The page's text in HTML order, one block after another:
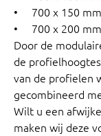
• 700 x 150
• 700 x 200
Door de
de
van de profielen
gecombineerd
Wilt u een
maken wij deze